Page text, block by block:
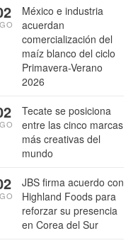
México e industria
acuerdan
comercialización del
maíz blanco del ciclo
Primavera-Verano
2026
Tecate se posiciona
entre las cinco marcas
más creativas del
mundo
JBS firma acuerdo con
Highland Foods para
reforzar su presencia
en Corea del Sur